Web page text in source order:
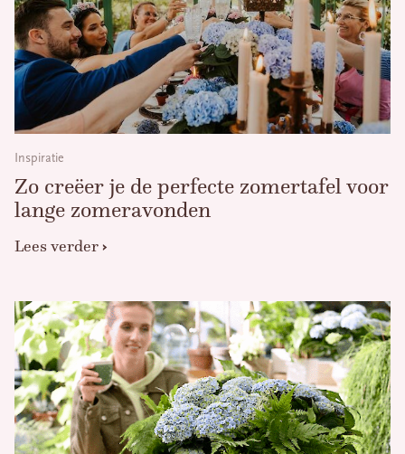
Inspiratie
Zo creëer je de perfecte zomertafel voor
lange zomeravonden
Lees verder